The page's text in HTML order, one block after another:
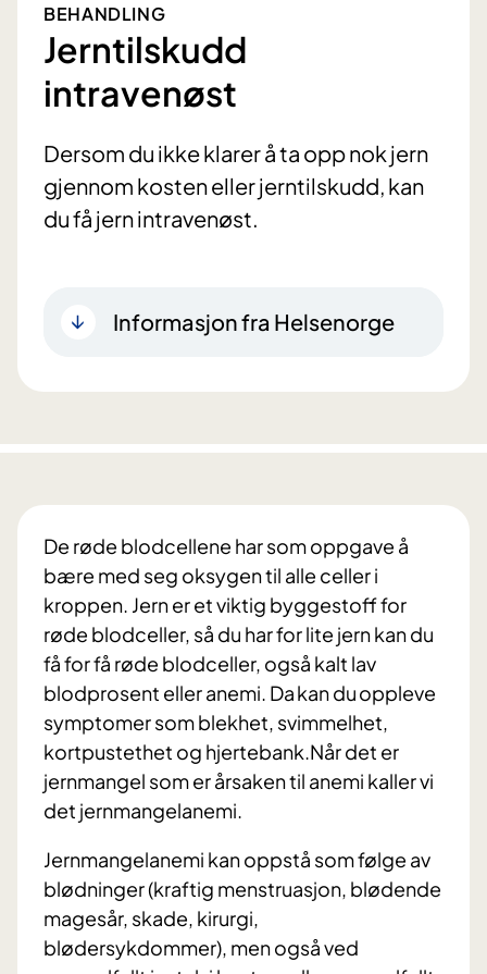
BEHANDLING
Jerntilskudd
intravenøst
Dersom du ikke klarer å ta opp nok jern
gjennom kosten eller jerntilskudd, kan
du få jern intravenøst.
Informasjon fra Helsenorge
De røde blodcellene har som oppgave å
bære med seg oksygen til alle celler i
kroppen. Jern er et viktig byggestoff for
røde blodceller, så du har for lite jern kan du
få for få røde blodceller, også kalt lav
blodprosent eller anemi. Da kan du oppleve
symptomer som blekhet, svimmelhet,
kortpustethet og hjertebank.Når det er
jernmangel som er årsaken til anemi kaller vi
det jernmangelanemi.
Jernmangelanemi kan oppstå som følge av
blødninger (kraftig menstruasjon, blødende
magesår, skade, kirurgi,
blødersykdommer), men også ved